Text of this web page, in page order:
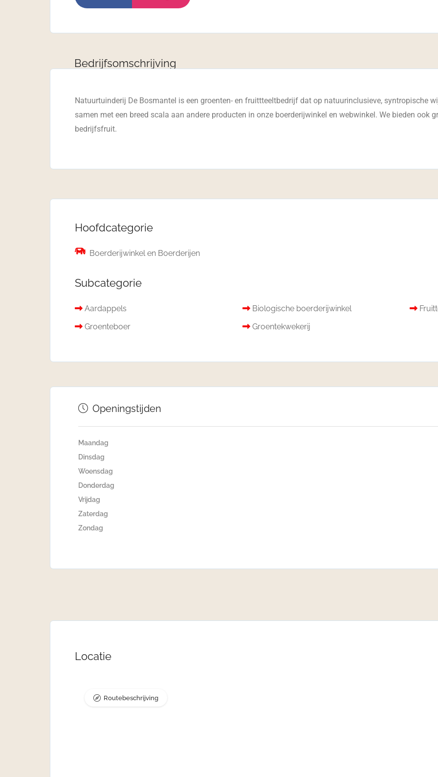
Bedrijfsomschrijving
Natuurtuinderij De Bosmantel is een groenten- en fruittteeltbedrijf dat op natuurinclusieve, syntropische
samen met een breed scala aan andere producten in onze boerderijwinkel en webwinkel. We bieden ook
bedrijfsfruit.
Hoofdcategorie
Boerderijwinkel en Boerderijen
Subcategorie
Aardappels Biologische boerderijwinkel
Groenteboer
Groentekwekerij
Openingstijden
Maandag
Dinsdag
Woensdag
Donderdag
Vrijdag
Zaterdag
Zondag
Locatie
Routebeschrijving